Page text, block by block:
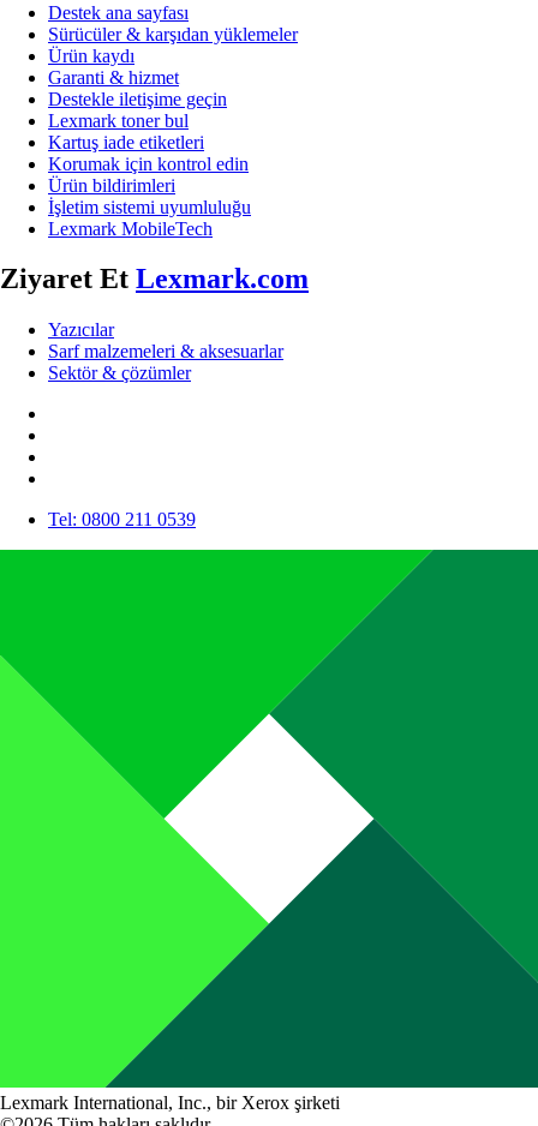
Destek ana sayfası
Sürücüler & karşıdan yüklemeler
Ürün kaydı
Garanti & hizmet
Destekle iletişime geçin
Lexmark toner bul
Kartuş iade etiketleri
Korumak için kontrol edin
Ürün bildirimleri
İşletim sistemi uyumluluğu
Lexmark MobileTech
Ziyaret Et Lexmark.com
Yazıcılar
Sarf malzemeleri & aksesuarlar
Sektör & çözümler
Tel: 0800 211 0539
Lexmark International, Inc., bir Xerox şirketi